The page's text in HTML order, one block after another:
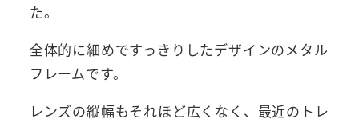
た。
全体的に細めですっきりしたデザインのメタル
フレームです。
レンズの縦幅もそれほど広くなく、最近のトレ